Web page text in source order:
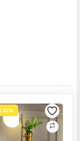
32%